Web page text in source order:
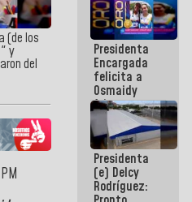
(de los
y
del
económica y
ejecución de
fondos de
emergencia
post-sismos
Presidenta
Encargada
felicita a
Osmaidy
Arias y
Giraly
Marcano por
hacer
historia en
los
Centroamericanos
Presidenta
(e) Delcy
Rodríguez: